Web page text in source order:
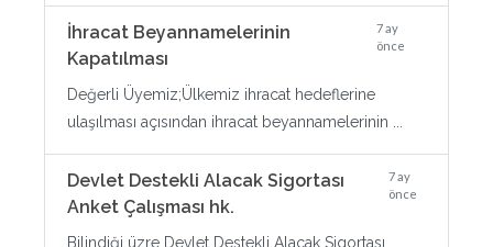
İhracat Beyannamelerinin
Kapatılması
7 ay
önce
Değerli Üyemiz;Ülkemiz ihracat hedeflerine
ulaşılması açısından ihracat beyannamelerinin ...
Devlet Destekli Alacak Sigortası
Anket Çalışması hk.
7 ay
önce
Bilindiği üzre Devlet Destekli Alacak Sigortası